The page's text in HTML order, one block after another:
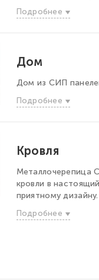
Подробнее
Дом
Дом из СИП
Подробнее
Кровля
Металлочерепица
кровли в
приятному дизайну.
Подробнее